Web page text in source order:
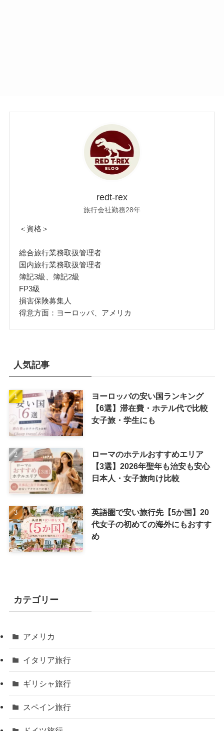
redt-rex
旅行会社勤務28年
＜資格＞
総合旅行業務取扱管理者
国内旅行業務取扱管理者
簿記3級、簿記2級
FP3級
損害保険募集人
得意方面：ヨーロッパ、アメリカ
人気記事
ヨーロッパの安い国ランキング
【6選】滞在費・ホテル代で比較
女子旅・学生にも
ローマのホテルおすすめエリア
【3選】2026年聖年も治安も安心
日本人・女子旅向け比較
英語圏で安い旅行先【5か国】20
代女子の初めての海外にもおすす
め
カテゴリー
アメリカ
イタリア旅行
ギリシャ旅行
スペイン旅行